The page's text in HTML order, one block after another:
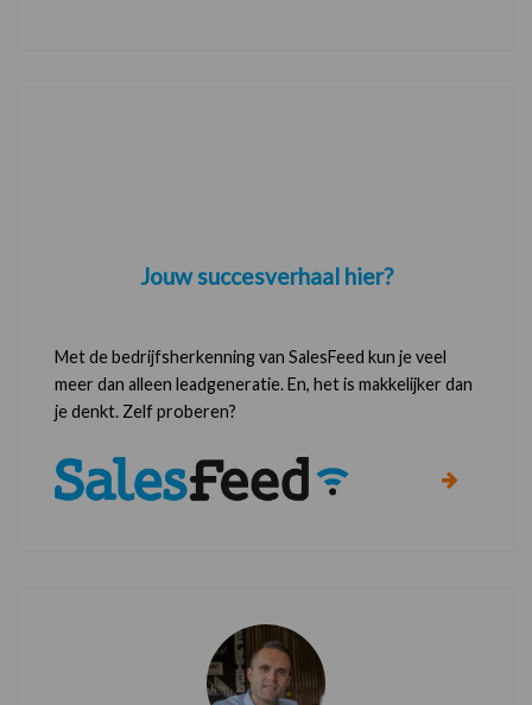
Jouw succesverhaal hier?
Met de bedrijfsherkenning van SalesFeed kun je veel
meer dan alleen leadgeneratie. En, het is makkelijker dan
je denkt. Zelf proberen?